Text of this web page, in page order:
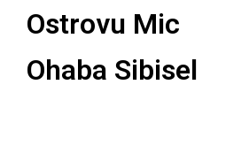
Ostrovu Mic
Ohaba Sibisel